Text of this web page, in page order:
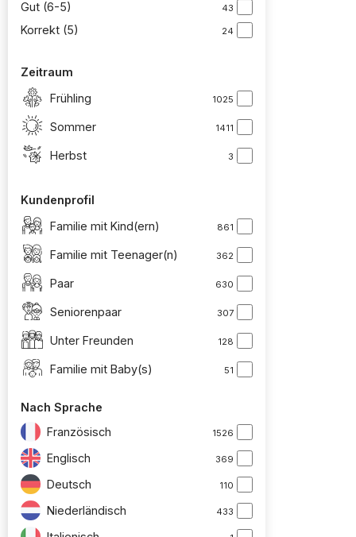
Gut (6-5) 43
Korrekt (5) 24
Zeitraum
Frühling
1025
Sommer 1411
Herbst 3
Kundenprofil
Familie mit Kind(ern)
861
Familie mit Teenager(n) 362
Paar 630
Seniorenpaar 307
Unter Freunden 128
Familie mit Baby(s) 51
Nach Sprache
Französisch
1526
Englisch 369
Deutsch 110
Niederländisch 433